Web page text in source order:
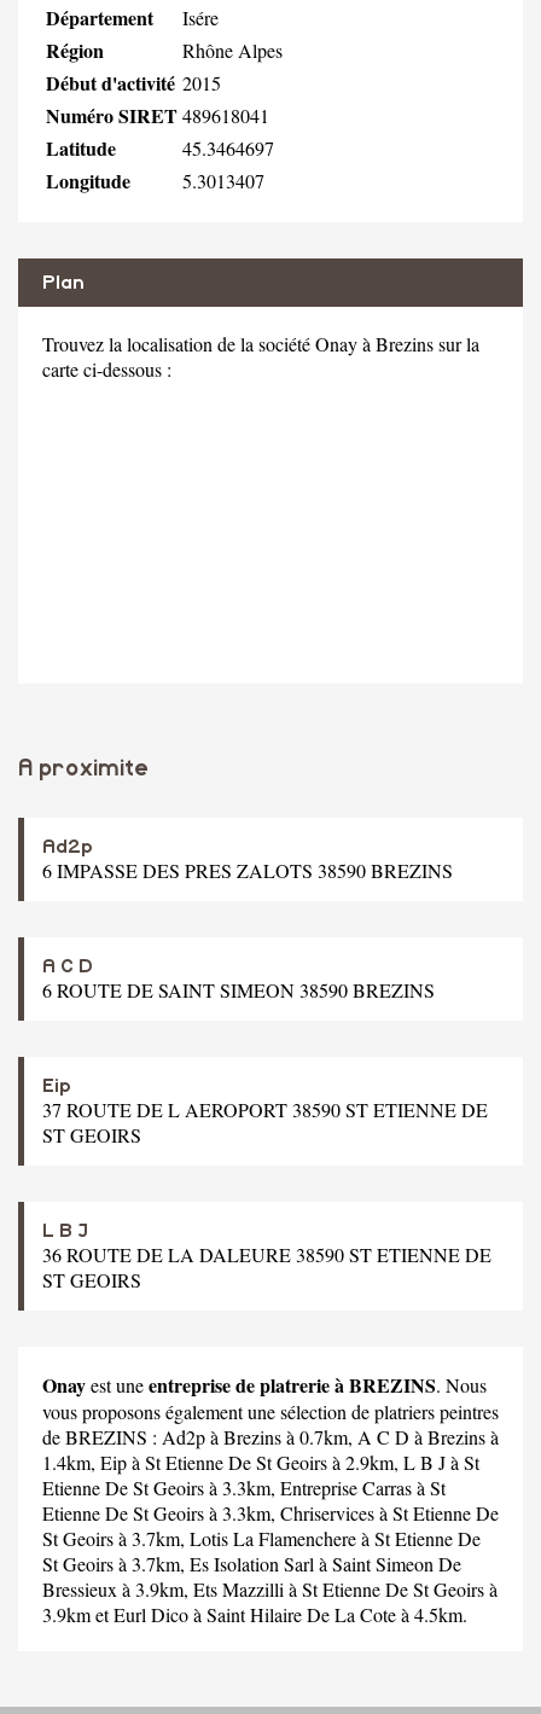
Département Isére
Région Rhône Alpes
Début d'activité 2015
Numéro SIRET489618041
Latitude 45.3464697
Longitude 5.3013407
Plan
Trouvez la localisation de la société Onay à Brezins sur la
carte ci-dessous :
A proximite
Ad2p
6 IMPASSE DES PRES ZALOTS 38590 BREZINS
A C D
6 ROUTE DE SAINT SIMEON 38590 BREZINS
Eip
37 ROUTE DE L AEROPORT 38590 ST ETIENNE DE
ST GEOIRS
L B J
36 ROUTE DE LA DALEURE 38590 ST ETIENNE DE
ST GEOIRS
Onayest uneentreprise de platrerie à BREZINS. Nous
vous proposons également une sélection de platriers peintres
de BREZINS : Ad2pà Brezins à 0.7km, A C D à Brezins à
1.4km, Eipà St Etienne De St Geoirs à 2.9km, L B Jà St
Etienne De St Geoirs à 3.3km, Entreprise Carrasà St
Etienne De St Geoirs à 3.3km, Chriservicesà St Etienne De
St Geoirs à 3.7km, Lotis La Flamenchereà St Etienne De
St Geoirs à 3.7km, Es Isolation Sarl à Saint Simeon De
Bressieux à 3.9km, Ets Mazzilli à St Etienne De St Geoirs à
3.9km etEurl Dicoà Saint Hilaire De La Cote à 4.5km.